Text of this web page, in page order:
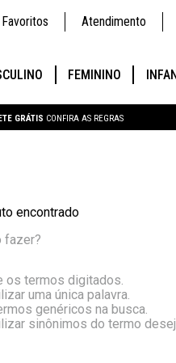
Favoritos Atendimento
FEMININO
GRÁTIS CONFIRA AS REGRAS
encontrado
fazer?
os termos digitados.
uma única palavra.
genéricos na busca.
sinônimos do termo